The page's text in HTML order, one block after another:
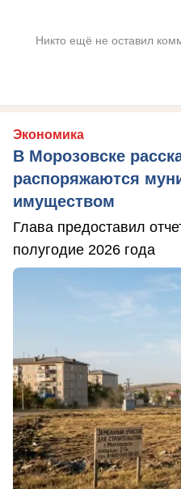
Никто ещё не оставил
Экономика
В Морозовске
распоряжаются
имуществом
Глава предоставил
полугодие 2026 года